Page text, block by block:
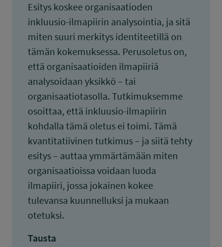
Esitys koskee organisaatioden
inkluusio-ilmapiirin analysointia, ja sitä
miten suuri merkitys identiteetillä on
tämän kokemuksessa. Perusoletus on,
että organisaatioiden ilmapiiriä
analysoidaan yksikkö – tai
organisaatiotasolla. Tutkimuksemme
osoittaa, että inkluusio-ilmapiirin
kohdalla tämä oletus ei toimi. Tämä
kvantitatiivinen tutkimus – ja siitä tehty
esitys – auttaa ymmärtämään miten
organisaatioissa voidaan luoda
ilmapiiri, jossa jokainen kokee
tulevansa kuunnelluksi ja mukaan
otetuksi.
Tausta